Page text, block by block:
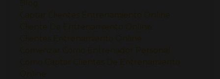
Blog
Captar Clientes Entrenamiento Online
Cliente De Entrenamiento Online
Clientes Entrenamiento Online
Comenzar Como Entrenador Personal
Como Captar Clientes De Entrenamiento
Online